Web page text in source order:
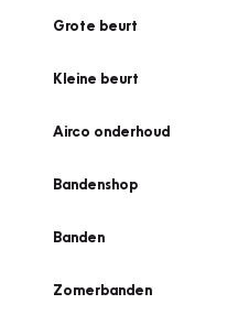
Grote beurt
Kleine beurt
Airco onderhoud
Bandenshop
Banden
Zomerbanden